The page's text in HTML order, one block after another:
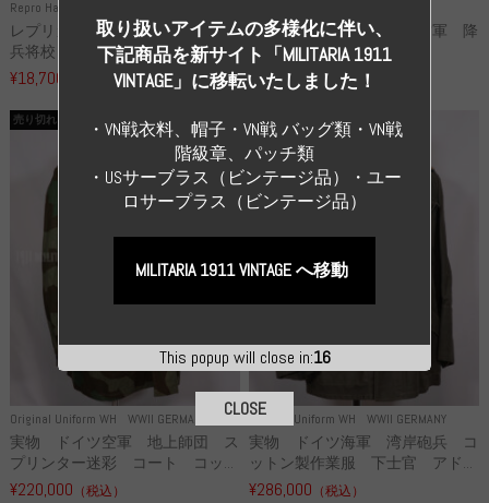
Repro Hat and Cap SS and WSS
レプリカ 武装親衛隊 WSS 歩
兵将校 クラッシュキャップ ...
¥18,700 （税込）
高品質レプリカ ドイツ空軍 降
下猟兵 ヘルメット
¥49,800 （税込）
Original Uniform WH WWII GERMANY
売り切れ
実物 ドイツ空軍 地上師団 ス
プリンター迷彩 コート コッ...
¥220,000 （税込）
Original Uniform WH WWII GERMANY
売り切れ
実物 ドイツ海軍 湾岸砲兵 コ
ットン製作業服 下士官 アド...
¥286,000 （税込）
This popup will close in:16
取り扱いアイテムの多様化に伴い、
下記商品を新サイト「MILITARIA 1911
VINTAGE」に移転いたしました！
・VN戦衣料、帽子・VN戦 バッグ類・VN戦
階級章、パッチ類
・USサーブラス（ビンテージ品）・ユー
ロサープラス（ビンテージ品）
MILITARIA 1911 VINTAGE へ移動
CLOSE